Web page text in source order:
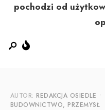
pochodzi od
AUTOR:REDAKCJA OSIEDLE •
BUDOWNICTWO, PRZEMYSŁ